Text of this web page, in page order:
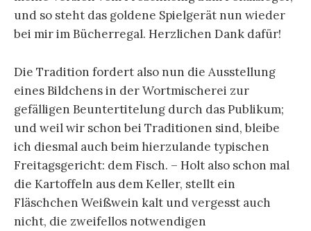
und so steht das goldene Spielgerät nun wieder
bei mir im Bücherregal. Herzlichen Dank dafür!
Die Tradition fordert also nun die Ausstellung
eines Bildchens in der Wortmischerei zur
gefälligen Beuntertitelung durch das Publikum;
und weil wir schon bei Traditionen sind, bleibe
ich diesmal auch beim hierzulande typischen
Freitagsgericht: dem Fisch. – Holt also schon mal
die Kartoffeln aus dem Keller, stellt ein
Fläschchen Weißwein kalt und vergesst auch
nicht, die zweifellos notwendigen